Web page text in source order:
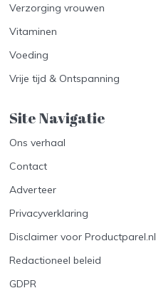
Verzorging vrouwen
Vitaminen
Voeding
Vrije tijd & Ontspanning
Site Navigatie​
Ons verhaal
Contact
Adverteer
Privacyverklaring
Disclaimer voor Productparel.nl
Redactioneel beleid
GDPR